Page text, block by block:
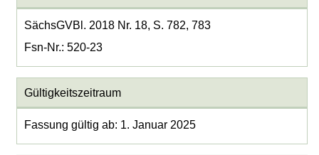
SächsGVBl. 2018 Nr. 18, S. 782, 783
Fsn-Nr.: 520-23
Gültigkeitszeitraum
Fassung gültig ab: 1. Januar 2025